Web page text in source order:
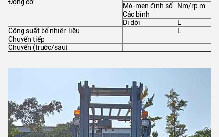
Động cơ
Mô-men định số
Nm/rp.m
Các bình
Di dời
L
Công suất bể nhiên liệu
L
Chuyển tiếp
Chuyển (trước/sau)